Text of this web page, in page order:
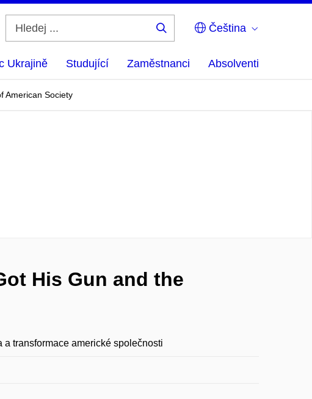
Čeština
Ukrajině Studující Zaměstnanci Absolventi
American Society
His Gun and the
transformace americké společnosti